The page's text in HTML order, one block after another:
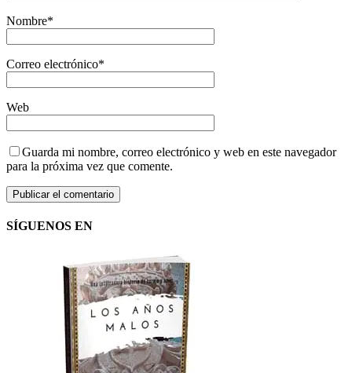
Nombre*
Correo electrónico*
Web
Guarda mi nombre, correo electrónico y web en este navegador
para la próxima vez que comente.
SÍGUENOS EN